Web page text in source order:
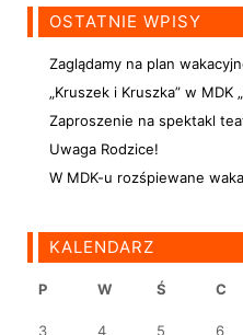
OSTATNIE WPISY
Zaglądamy na plan
„Kruszek i Kruszka” w MDK
Zaproszenie na spektakl
Uwaga Rodzice!
W MDK-u rozśpiewane
KALENDARZ
P W Ś C
3
4 5 6